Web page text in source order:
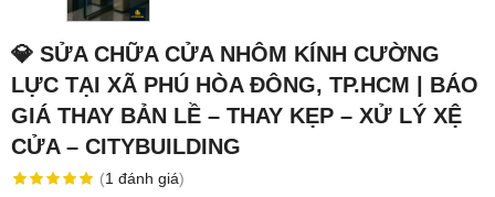
💎 SỬA CHỮA CỬA NHÔM KÍNH CƯỜNG
LỰC TẠI XÃ PHÚ HÒA ĐÔNG, TP.HCM | BÁO
GIÁ THAY BẢN LỀ – THAY KẸP – XỬ LÝ XỆ
CỬA – CITYBUILDING
(1 đánh giá)